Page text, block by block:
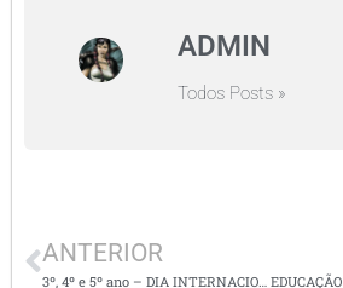
ADMIN
Todos Posts »
ANTERIOR